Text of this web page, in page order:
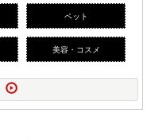
ペット
美容・コスメ